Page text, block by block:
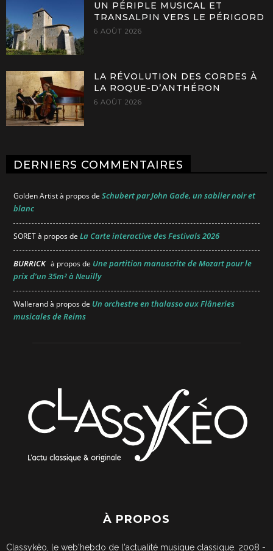
UN PÉRIPLE MUSICAL ET
TRANSALPIN VERS LE PÉRIGORD
6 AOÛT 2026
LA RÉVOLUTION DES CORDES À
LA ROQUE-D’ANTHÉRON
6 AOÛT 2026
DERNIERS COMMENTAIRES
Golden Artistà propos de Schubert par John Gade, un sablier noir et
blanc
SORETà propos de La Carte interactive des Festivals 2026
BURRICK à propos de Une partition manuscrite de Mozart pour le
prix d’un 35m² à Neuilly
Wallerandà propos de Un orchestre en thalasso aux Flâneries
musicales de Reims
À PROPOS
Classykêo, le web'hebdo de l'actualité musique classique. 2008 -